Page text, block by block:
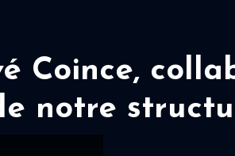
Coince,
notre